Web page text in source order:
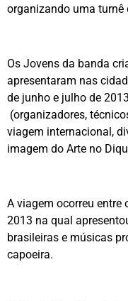
organizando uma turnê
Os Jovens da banda
apresentaram nas
de junho e julho de
(organizadores,
viagem inter­nacional,
imagem do Arte no
A viagem ocorreu entre
2013 na qual
brasileiras e músicas
capoeira.